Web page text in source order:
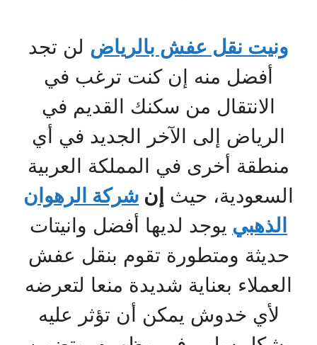
ونيت نقل عفش بالرياض لن تجد
أفضل منه إن كنت ترغب في
الانتقال من سكنك القديم في
الرياض إلى الآخر الجديد في أي
منطقة أخرى في المملكة العربية
السعودية، حيث إن شركة الرهوان
الذهبي يوجد لديها أفضل وانيتات
حديثة ومتطورة تقوم بنقل عفش
العملاء بعناية شديدة منعا لتعرضه
لأي خدوش يمكن أن تؤثر عليه